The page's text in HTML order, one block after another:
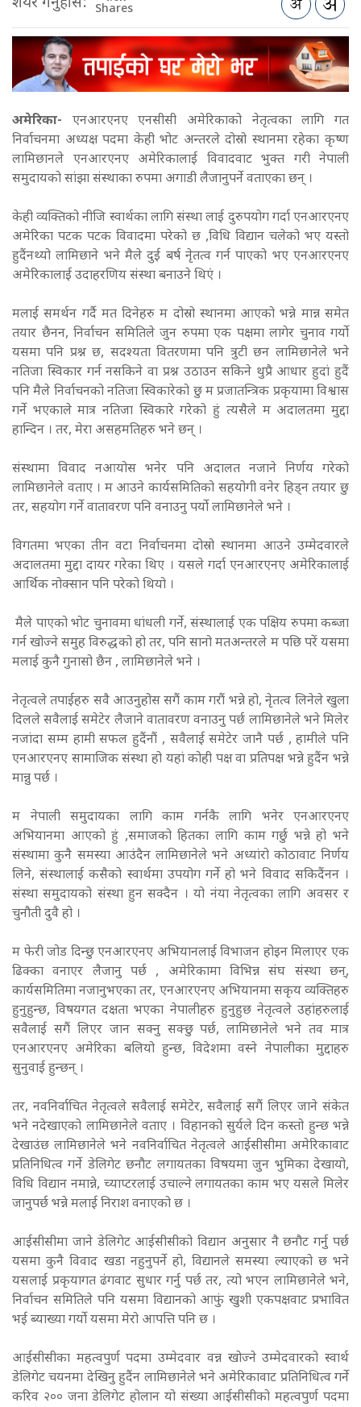
Shares
अमेरिका- एनआरएनए एनसीसी अमेरिकाको नेतृत्वका लागि गत
निर्वाचनमा अध्यक्ष पदमा केही भोट अन्तरले दोस्रो स्थानमा रहेका कृष्ण
लामिछानले एनआरएनए अमेरिकालाई विवादवाट भुक्त गरी नेपाली
समुदायको सांझा संस्थाका रुपमा अगाडी लैजानुपर्ने वताएका छन् ।
केही व्यक्तिको नीजि स्वार्थका लागि संस्था लाई दुरुपयोग गर्दा एनआरएनए
अमेरिका पटक पटक विवादमा परेको छ ,विधि विद्यान चलेको भए यस्तो
हुदैंनथ्यो लामिछाने भने मैले दुई बर्ष नेृतत्व गर्न पाएको भए एनआरएनए
अमेरिकालाई उदाहरणिय संस्था बनाउने थिएं ।
मलाई समर्थन गर्दै मत दिनेहरु म दोस्रो स्थानमा आएको भन्ने मान्न समेत
तयार छैनन, निर्वाचन समितिले जुन रुपमा एक पक्षमा लागेर चुनाव गर्यो
यसमा पनि प्रश्न छ, सदश्यता वितरणमा पनि त्रुटी छन लामिछानेले भने
नतिजा स्विकार गर्न नसकिने वा प्रश्न उठाउन सकिने थुप्रै आधार हुदां हुदैं
पनि मैले निर्वाचनको नतिजा स्विकारेको छु म प्रजातन्त्रिक प्रकृयामा विश्वास
गर्ने भएकाले मात्र नतिजा स्विकारे गरेको हुं त्यसैले म अदालतमा मुद्दा
हान्दिन । तर, मेरा असहमतिहरु भने छन् ।
संस्थामा विवाद नआयोस भनेर पनि अदालत नजाने निर्णय गरेको
लामिछानेले वताए । म आउने कार्यसमितिको सहयोगी वनेर हिड्न तयार छु
तर, सहयोग गर्ने वातावरण पनि वनाउनु पर्यो लामिछानेले भने ।
विगतमा भएका तीन वटा निर्वाचनमा दोस्रो स्थानमा आउने उम्मेदवारले
अदालतमा मुद्दा दायर गरेका थिए । यसले गर्दा एनआरएनए अमेरिकालाई
आर्थिक नोक्सान पनि परेको थियो ।
मैले पाएको भोट चुनावमा धांधली गर्ने, संस्थालाई एक पक्षिय रुपमा कब्जा
गर्न खोज्ने समुह विरुद्धको हो तर, पनि सानो मतअन्तरले म पछि परें यसमा
मलाई कुनै गुनासो छैन , लामिछानेले भने ।
नेतृत्वले तपाईहरु सवै आउनुहोस सगैं काम गरौं भन्ने हो, नेृतत्व लिनेले खुला
दिलले सवैलाई समेटेर लैजाने वातावरण वनाउनु पर्छ लामिछानेले भने मिलेर
नजांदा सम्म हामी सफल हुदैंनौं , सवैलाई समेटेर जानै पर्छ , हामीले पनि
एनआरएनए सामाजिक संस्था हो यहां कोही पक्ष वा प्रतिपक्ष भन्ने हुदैंन भन्ने
मान्नु पर्छ ।
म नेपाली समुदायका लागि काम गर्नकै लागि भनेर एनआरएनए
अभियानमा आएको हुं ,समाजको हितका लागि काम गर्छु भन्ने हो भने
संस्थामा कुनै समस्या आउंदैन लामिछानेले भने अध्यांरो कोठावाट निर्णय
लिने, संस्थालाई कसैको स्वार्थमा उपयोग गर्ने हो भने विवाद सकिदैंनन ।
संस्था समुदायको संस्था हुन सक्दैन । यो नंया नेतृत्वका लागि अवसर र
चुनौती दुवै हो ।
म फेरी जोड दिन्छु एनआरएनए अभियानलाई विभाजन होइन मिलाएर एक
ढिक्का वनाएर लैजानु पर्छ , अमेरिकामा विभिन्न संघ संस्था छन्,
कार्यसमितिमा नजानुभएका तर, एनआरएनए अभियानमा सकृय व्यक्तिहरु
हुनुहुन्छ, विषयगत दक्षता भएका नेपालीहरु हुनुहुछ नेतृत्वले उहांहरुलाई
सवैलाई सगैं लिएर जान सक्नु सक्छु पर्छ, लामिछानेले भने तव मात्र
एनआरएनए अमेरिका बलियो हुन्छ, विदेशमा वस्ने नेपालीका मुद्दाहरु
सुनुवाई हुन्छन् ।
तर, नवनिर्वाचित नेतृत्वले सवैलाई समेटेर, सवैलाई सगैं लिएर जाने संकेत
भने नदेखाएको लामिछानेले वताए । विहानको सुर्यले दिन कस्तो हुन्छ भन्ने
देखाउंछ लामिछानेले भने नवनिर्वाचित नेतृत्वले आईसीसीमा अमेरिकावाट
प्रतिनिधित्व गर्ने डेलिगेट छनौट लगायतका विषयमा जुन भुमिका देखायो,
विधि विद्यान नमान्ने, च्याप्टरलाई उचाल्ने लगायतका काम भए यसले मिलेर
जानुपर्छ भन्ने मलाई निराश वनाएको छ ।
आईसीसीमा जाने डेलिगेट आईसीसीको विद्यान अनुसार नै छनौट गर्नु पर्छ
यसमा कुनै विवाद खडा नहुनुपर्ने हो, विद्यानले समस्या ल्याएको छ भने
यसलाई प्रकृयागत ढंगवाट सुधार गर्नु पर्छ तर, त्यो भएन लामिछानेले भने,
निर्वाचन समितिले पनि यसमा विद्यानको आफुं खुशी एकपक्षवाट प्रभावित
भई ब्याख्या गर्यो यसमा मेरो आपत्ति पनि छ ।
आईसीसीका महत्वपुर्ण पदमा उम्मेदवार वन्न खोज्ने उम्मेदवारको स्वार्थ
डेलिगेट चयनमा देखिनु हुदैंन लामिछानेले भने अमेरिकावाट प्रतिनिधित्व गर्ने
करिव २०० जना डेलिगेट होलान यो संख्या आईसीसीको महत्वपुर्ण पदमा